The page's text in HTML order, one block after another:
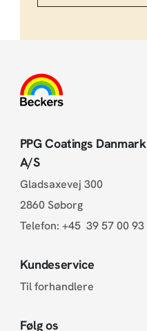
PPG Coatings Danmark
A/S
Gladsaxevej 300
2860 Søborg
Telefon: +45 39 57 00 93
Kundeservice
Til forhandlere
Følg os